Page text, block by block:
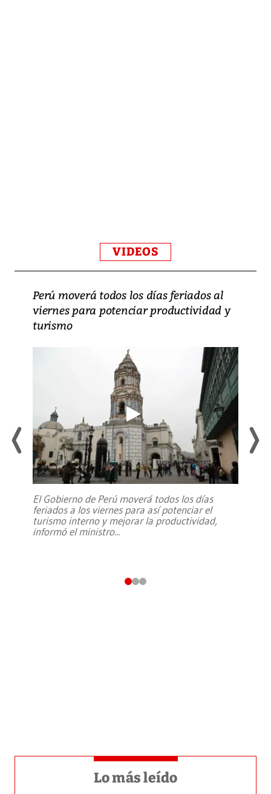
VIDEOS
Perú moverá todos los días feriados al
viernes para potenciar productividad y
turismo
El Gobierno de Perú moverá todos los días
feriados a los viernes para así potenciar el
turismo interno y mejorar la productividad,
informó el ministro...
Lo más leído